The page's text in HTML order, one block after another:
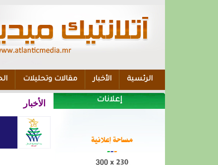
الرئسية الأخبار مقالات وتحليلات
إعلانات الأخبار